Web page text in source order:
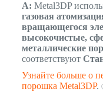
A: Metal3DP
газовая
вращающегося
высокочистые,
металлические
соответствуют
Узнайте больше о
порошка Metal3DP.